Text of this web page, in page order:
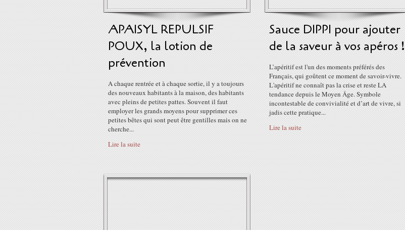
APAISYL REPULSIF
POUX, la lotion de
prévention
A chaque rentrée et à chaque sortie, il y a toujours
des nouveaux habitants à la maison, des habitants
avec pleins de petites pattes. Souvent il faut
employer les grands moyens pour supprimer ces
petites bêtes qui sont peut être gentilles mais on ne
cherche...
Lire la suite
Sauce DIPPI pour ajouter
de la saveur à vos apéros !
L’apéritif est l'un des moments préférés des
Français, qui goûtent ce moment de savoir-vivre.
L'apéritif ne connaît pas la crise et reste LA
tendance depuis le Moyen Âge. Symbole
incontestable de convivialité et d’art de vivre, si
jadis cette pratique...
Lire la suite